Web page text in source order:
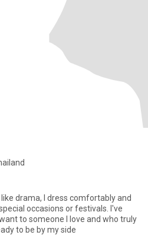
drama, I dress comfortably and
occasions or festivals. I've
who truly
to be by my side